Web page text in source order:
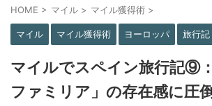
HOME > マイル > マイル獲得術 >
マイル マイル獲得術 ヨーロッパ 旅行記
マイルでスペイン旅行記⑨
ファミリア」の存在感に圧